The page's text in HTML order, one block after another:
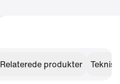
Relaterede produkter